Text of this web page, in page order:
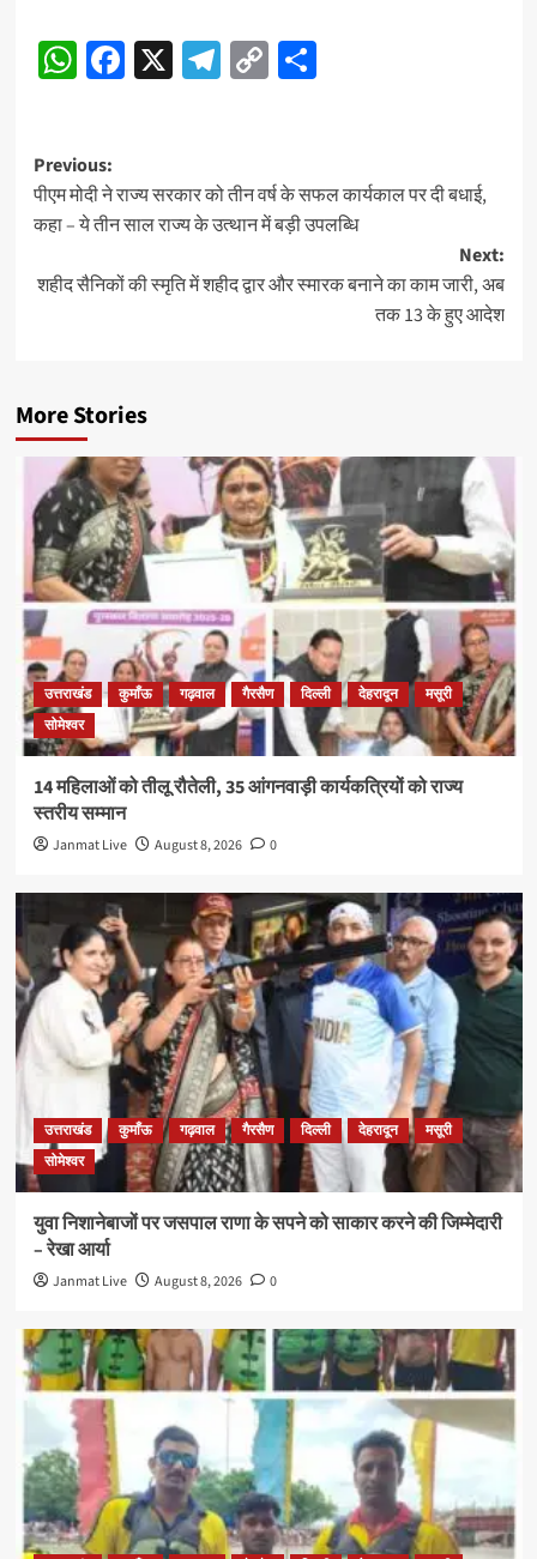
Post
Navigation
WhatsApp
Facebook
X Telegram
CopyShare
Post
navigation
Previous:
पीएम मोदी ने राज्य सरकार को तीन वर्ष के सफल कार्यकाल पर दी बधाई,
कहा – ये तीन साल राज्य के उत्थान में बड़ी उपलब्धि
Next:
शहीद सैनिकों की स्मृति में शहीद द्वार और स्मारक बनाने का काम जारी, अब
तक 13 के हुए आदेश
More Stories
उत्तराखंड कुमाँऊ गढ़वाल गैरसैण दिल्ली देहरादून
मसूरी
सोमेश्वर
14 महिलाओं को तीलू रौतेली, 35 आंगनवाड़ी कार्यकत्रियों को राज्य
स्तरीय सम्मान
Janmat Live August 8, 2026 0
उत्तराखंड कुमाँऊ गढ़वाल गैरसैण दिल्ली देहरादून
मसूरी
सोमेश्वर
युवा निशानेबाजों पर जसपाल राणा के सपने को साकार करने की जिम्मेदारी
– रेखा आर्या
Janmat Live August 8, 2026 0